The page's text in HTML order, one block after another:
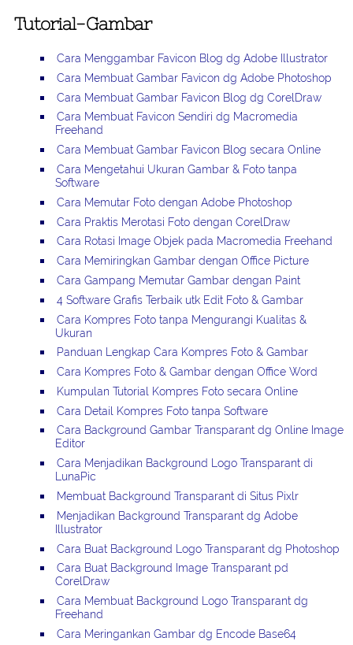
Tutorial-Gambar
Cara Menggambar Favicon Blog dg Adobe Illustrator
Cara Membuat Gambar Favicon dg Adobe Photoshop
Cara Membuat Gambar Favicon Blog dg CorelDraw
Cara Membuat Favicon Sendiri dg Macromedia
Freehand
Cara Membuat Gambar Favicon Blog secara Online
Cara Mengetahui Ukuran Gambar & Foto tanpa
Software
Cara Memutar Foto dengan Adobe Photoshop
Cara Praktis Merotasi Foto dengan CorelDraw
Cara Rotasi Image Objek pada Macromedia Freehand
Cara Memiringkan Gambar dengan Office Picture
Cara Gampang Memutar Gambar dengan Paint
4 Software Grafis Terbaik utk Edit Foto & Gambar
Cara Kompres Foto tanpa Mengurangi Kualitas &
Ukuran
Panduan Lengkap Cara Kompres Foto & Gambar
Cara Kompres Foto & Gambar dengan Office Word
Kumpulan Tutorial Kompres Foto secara Online
Cara Detail Kompres Foto tanpa Software
Cara Background Gambar Transparant dg Online Image
Editor
Cara Menjadikan Background Logo Transparant di
LunaPic
Membuat Background Transparant di Situs Pixlr
Menjadikan Background Transparant dg Adobe
Illustrator
Cara Buat Background Logo Transparant dg Photoshop
Cara Buat Background Image Transparant pd
CorelDraw
Cara Membuat Background Logo Transparant dg
Freehand
Cara Meringankan Gambar dg Encode Base64